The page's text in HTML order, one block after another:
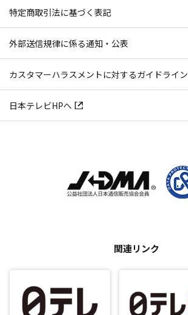
特定商取引法に基づく表記
外部送信規律に係る通知・公表
カスタマーハラスメントに対するガイドライン
日本テレビHPへ
関連リンク